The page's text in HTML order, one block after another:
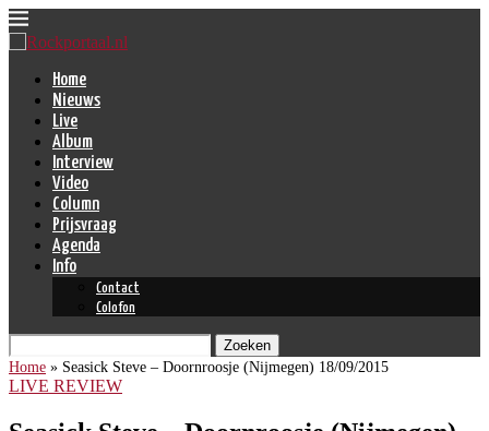
Home
Nieuws
Live
Album
Interview
Video
Column
Prijsvraag
Agenda
Info
Contact
Colofon
Zoeken
Home » Seasick Steve – Doornroosje (Nijmegen) 18/09/2015
LIVE REVIEW